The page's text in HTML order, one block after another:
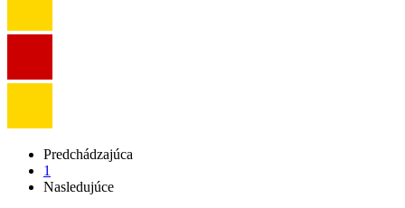
Pagination
Previous
page
Predchádzajúca
Aktuálna
stránka
1
Ďalšia
Nasledujúce